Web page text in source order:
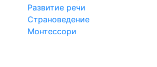
Развитие речи
Страноведение
Монтессори